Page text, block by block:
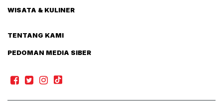
WISATA & KULINER
TENTANG KAMI
PEDOMAN MEDIA SIBER